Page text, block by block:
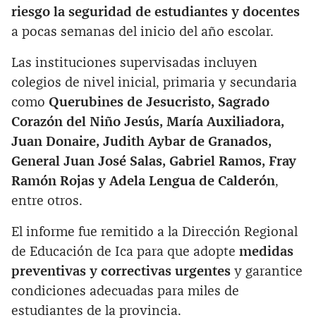
riesgo la seguridad de estudiantes y docentes
a pocas semanas del inicio del año escolar.
Las instituciones supervisadas incluyen
colegios de nivel inicial, primaria y secundaria
como Querubines de Jesucristo, Sagrado
Corazón del Niño Jesús, María Auxiliadora,
Juan Donaire, Judith Aybar de Granados,
General Juan José Salas, Gabriel Ramos, Fray
Ramón Rojas y Adela Lengua de Calderón,
entre otros.
El informe fue remitido a la Dirección Regional
de Educación de Ica para que adopte medidas
preventivas y correctivas urgentes y garantice
condiciones adecuadas para miles de
estudiantes de la provincia.